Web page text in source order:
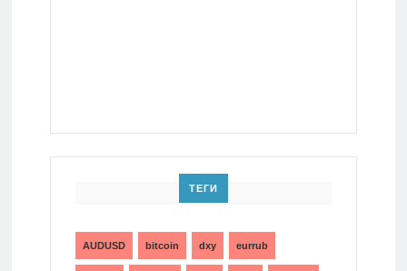
ТЕГИ
AUDUSD bitcoin dxy eurrub